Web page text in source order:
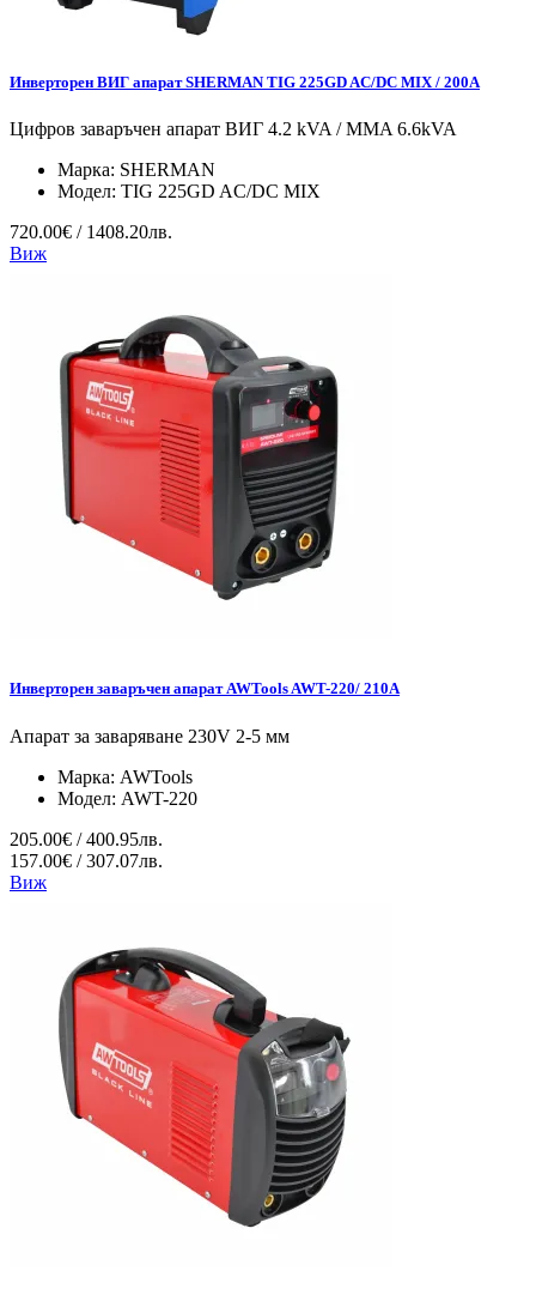
Инверторен ВИГ апарат SHERMAN TIG 225GD AC/DC MIX / 200A
Цифров заваръчен апарат ВИГ 4.2 kVA / MMA 6.6kVA
Марка: SHERMAN
Модел: TIG 225GD AC/DC MIX
720.00€ / 1408.20лв.
Виж
Инверторен заваръчен апарат AWTools AWT-220/ 210A
Апарат за заваряване 230V 2-5 мм
Марка: AWTools
Модел: AWT-220
205.00€ / 400.95лв.
157.00€ / 307.07лв.
Виж